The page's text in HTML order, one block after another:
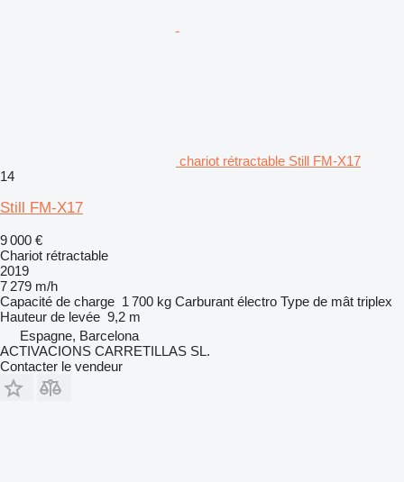
chariot rétractable Still FM-X17
14
Still FM-X17
9 000 €
Chariot rétractable
2019
7 279 m/h
Capacité de charge 1 700 kg Carburant électro Type de mât triplex
Hauteur de levée 9,2 m
Espagne, Barcelona
ACTIVACIONS CARRETILLAS SL.
Contacter le vendeur